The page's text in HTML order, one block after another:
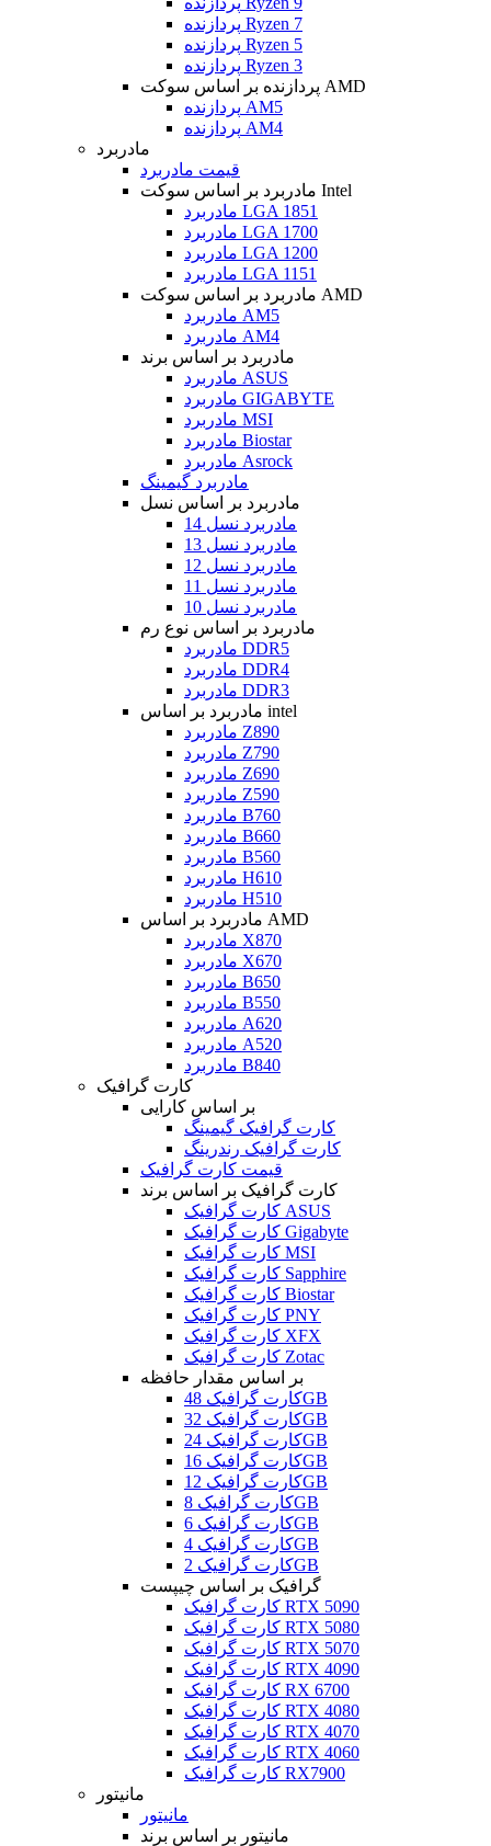
پردازنده Ryzen 7
پردازنده Ryzen 5
پردازنده Ryzen 3
پردازنده بر اساس سوکت AMD
پردازنده AM5
پردازنده AM4
مادربرد
قیمت مادربرد
مادربرد بر اساس سوکت Intel
مادربرد LGA 1851
مادربرد LGA 1700
مادربرد LGA 1200
مادربرد LGA 1151
مادربرد بر اساس سوکت AMD
مادربرد AM5
مادربرد AM4
مادربرد بر اساس برند
مادربرد ASUS
مادربرد GIGABYTE
مادربرد MSI
مادربرد Biostar
مادربرد Asrock
مادربرد گیمینگ
مادربرد بر اساس نسل
مادربرد نسل 14
مادربرد نسل 13
مادربرد نسل 12
مادربرد نسل 11
مادربرد نسل 10
مادربرد بر اساس نوع رم
مادربرد DDR5
مادربرد DDR4
مادربرد DDR3
مادربرد بر اساس intel
مادربرد Z890
مادربرد Z790
مادربرد Z690
مادربرد Z590
مادربرد B760
مادربرد B660
مادربرد B560
مادربرد H610
مادربرد H510
مادربرد بر اساس AMD
مادربرد X870
مادربرد X670
مادربرد B650
مادربرد B550
مادربرد A620
مادربرد A520
مادربرد B840
کارت گرافیک
بر اساس کارایی
کارت گرافیک گیمینگ
کارت گرافیک رندرینگ
قیمت کارت گرافیک
کارت گرافیک بر اساس برند
کارت گرافیک ASUS
کارت گرافیک Gigabyte
کارت گرافیک MSI
کارت گرافیک Sapphire
کارت گرافیک Biostar
کارت گرافیک PNY
کارت گرافیک XFX
کارت گرافیک Zotac
بر اساس مقدار حافظه
کارت گرافیک 48GB
کارت گرافیک 32GB
کارت گرافیک 24GB
کارت گرافیک 16GB
کارت گرافیک 12GB
کارت گرافیک 8GB
کارت گرافیک 6GB
کارت گرافیک 4GB
کارت گرافیک 2GB
گرافیک بر اساس چیپست
کارت گرافیک RTX 5090
کارت گرافیک RTX 5080
کارت گرافیک RTX 5070
کارت گرافیک RTX 4090
کارت گرافیک RX 6700
کارت گرافیک RTX 4080
کارت گرافیک RTX 4070
کارت گرافیک RTX 4060
کارت گرافیک RX7900
مانیتور
مانیتور
مانیتور بر اساس برند